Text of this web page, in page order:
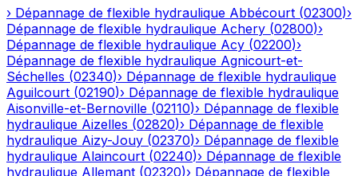
› Dépannage de flexible hydraulique Abbécourt (02300)›
Dépannage de flexible hydraulique Achery (02800)›
Dépannage de flexible hydraulique Acy (02200)›
Dépannage de flexible hydraulique Agnicourt-et-
Séchelles (02340)› Dépannage de flexible hydraulique
Aguilcourt (02190)› Dépannage de flexible hydraulique
Aisonville-et-Bernoville (02110)› Dépannage de flexible
hydraulique Aizelles (02820)› Dépannage de flexible
hydraulique Aizy-Jouy (02370)› Dépannage de flexible
hydraulique Alaincourt (02240)› Dépannage de flexible
hydraulique Allemant (02320)› Dépannage de flexible